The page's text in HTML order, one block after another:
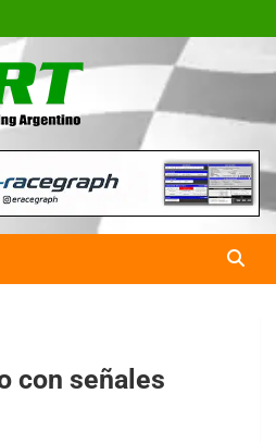
| La Revista
Karting en
con señales